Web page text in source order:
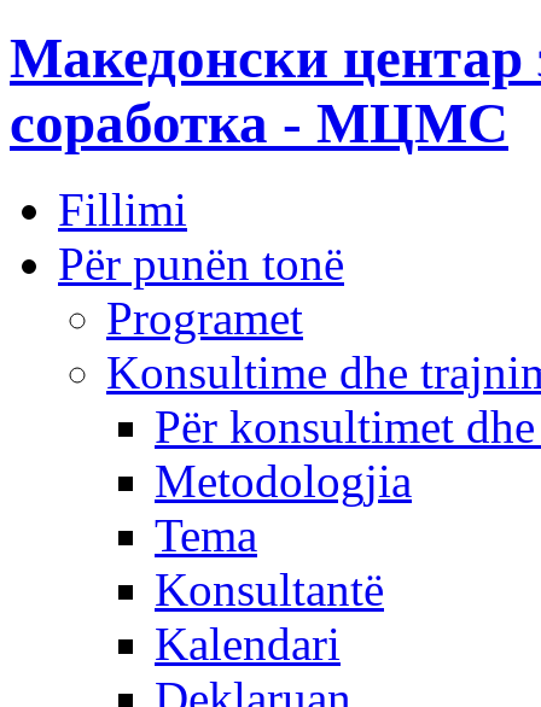
Македонски центар
соработка - МЦМС
Fillimi
Për punën tonë
Programet
Konsultime dhe
Për konsultimet
Metodologjia
Tema
Konsultantë
Kalendari